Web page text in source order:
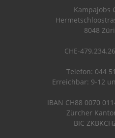
Kampajobs
8048
CHE-
Telefon: 044
Erreichbar: 9-12
IBAN CH88 0070
Zürcher
BIC